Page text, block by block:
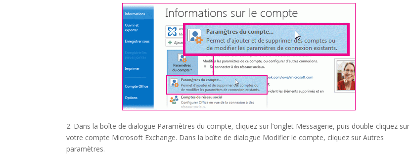
2. Dans la boîte de dialogue Paramètres du compte, cliquez sur l’onglet Messagerie, puis double-cliquez sur
votre compte Microsoft Exchange. Dans la boîte de dialogue Modifier le compte, cliquez sur Autres
paramètres.